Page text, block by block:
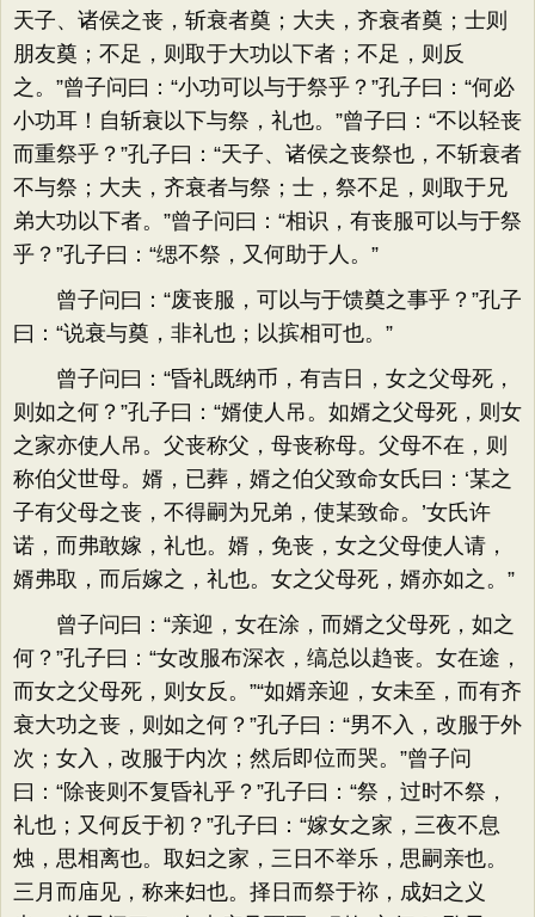
天子、诸侯之丧，斩衰者奠；大夫，齐衰者奠；士则
朋友奠；不足，则取于大功以下者；不足，则反
之。”曾子问曰：“小功可以与于祭乎？”孔子曰：“何必
小功耳！自斩衰以下与祭，礼也。”曾子曰：“不以轻丧
而重祭乎？”孔子曰：“天子、诸侯之丧祭也，不斩衰者
不与祭；大夫，齐衰者与祭；士，祭不足，则取于兄
弟大功以下者。”曾子问曰：“相识，有丧服可以与于祭
乎？”孔子曰：“缌不祭，又何助于人。”
曾子问曰：“废丧服，可以与于馈奠之事乎？”孔子
曰：“说衰与奠，非礼也；以摈相可也。”
曾子问曰：“昏礼既纳币，有吉日，女之父母死，
则如之何？”孔子曰：“婿使人吊。如婿之父母死，则女
之家亦使人吊。父丧称父，母丧称母。父母不在，则
称伯父世母。婿，已葬，婿之伯父致命女氏曰：‘某之
子有父母之丧，不得嗣为兄弟，使某致命。’女氏许
诺，而弗敢嫁，礼也。婿，免丧，女之父母使人请，
婿弗取，而后嫁之，礼也。女之父母死，婿亦如之。”
曾子问曰：“亲迎，女在涂，而婿之父母死，如之
何？”孔子曰：“女改服布深衣，缟总以趋丧。女在途，
而女之父母死，则女反。”“如婿亲迎，女未至，而有齐
衰大功之丧，则如之何？”孔子曰：“男不入，改服于外
次；女入，改服于内次；然后即位而哭。”曾子问
曰：“除丧则不复昏礼乎？”孔子曰：“祭，过时不祭，
礼也；又何反于初？”孔子曰：“嫁女之家，三夜不息
烛，思相离也。取妇之家，三日不举乐，思嗣亲也。
三月而庙见，称来妇也。择日而祭于祢，成妇之义